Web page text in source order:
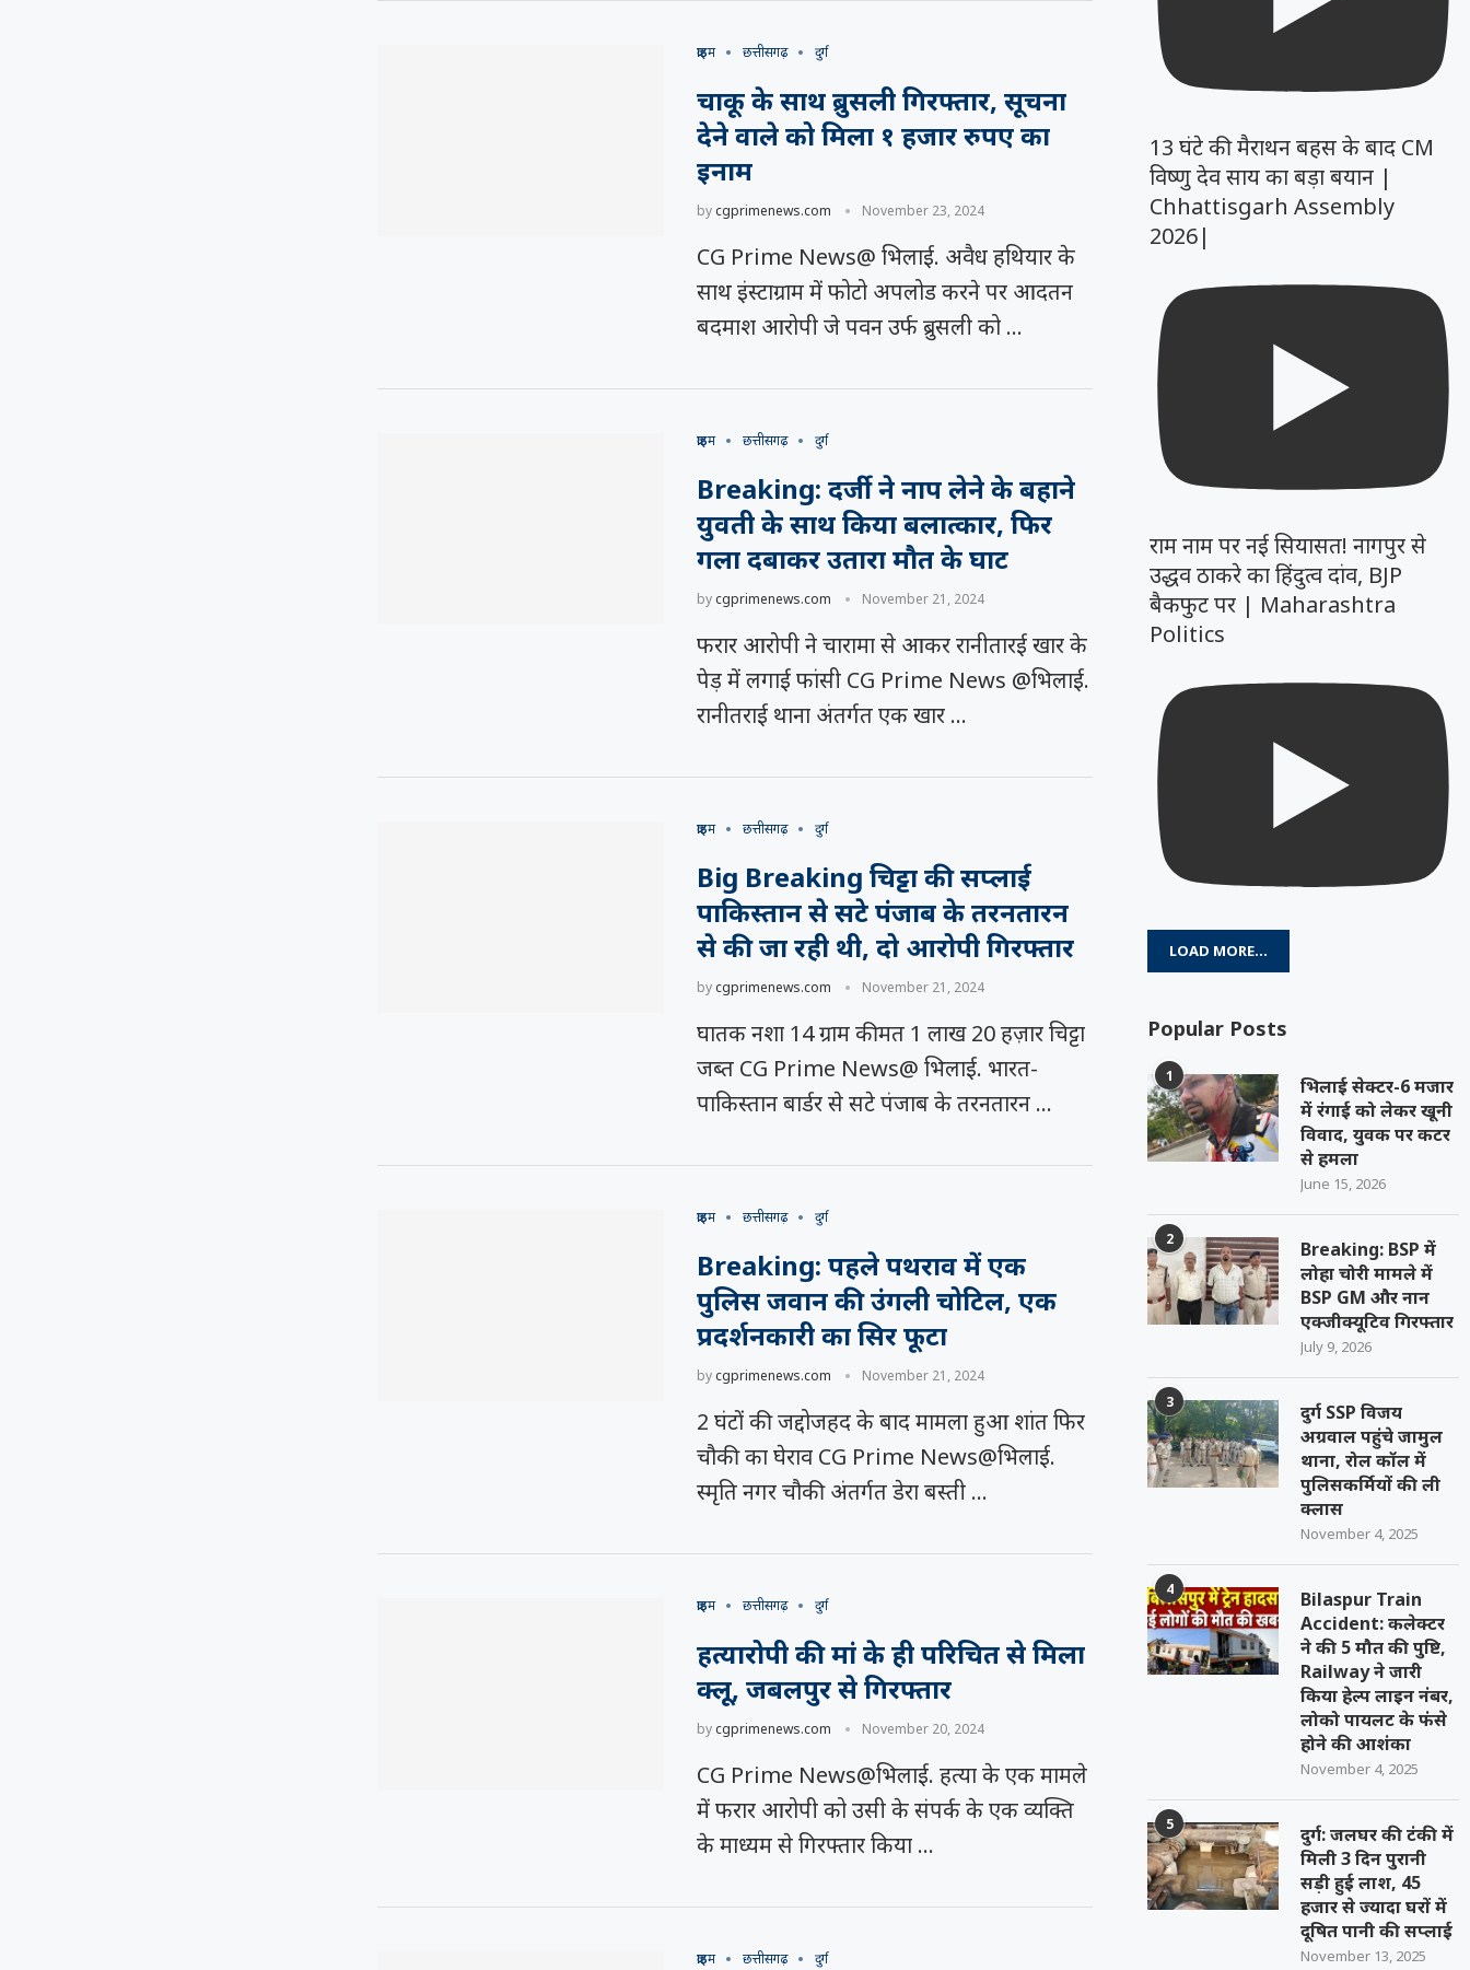
क्राइम छत्तीसगढ़ दुर्ग
चाकू के साथ ब्रुसली गिरफ्तार, सूचना
देने वाले को मिला १ हजार रुपए का
इनाम
bycgprimenews.com November 23, 2024
CG Prime News@ भिलाई. अवैध हथियार के
साथ इंस्टाग्राम में फोटो अपलोड करने पर आदतन
बदमाश आरोपी जे पवन उर्फ ब्रुसली को …
क्राइम छत्तीसगढ़ दुर्ग
Breaking: दर्जी ने नाप लेने के बहाने
युवती के साथ किया बलात्कार, फिर
गला दबाकर उतारा मौत के घाट
bycgprimenews.com November 21, 2024
फरार आरोपी ने चारामा से आकर रानीतारई खार के
पेड़ में लगाई फांसी CG Prime News @भिलाई.
रानीतराई थाना अंतर्गत एक खार …
क्राइम छत्तीसगढ़ दुर्ग
Big Breaking चिट्टा की सप्लाई
पाकिस्तान से सटे पंजाब के तरनतारन
से की जा रही थी, दो आरोपी गिरफ्तार
bycgprimenews.com November 21, 2024
घातक नशा 14 ग्राम कीमत 1 लाख 20 हज़ार चिट्टा
जब्त CG Prime News@ भिलाई. भारत-
पाकिस्तान बार्डर से सटे पंजाब के तरनतारन …
क्राइम छत्तीसगढ़ दुर्ग
Breaking: पहले पथराव में एक
पुलिस जवान की उंगली चोटिल, एक
प्रदर्शनकारी का सिर फूटा
bycgprimenews.com November 21, 2024
2 घंटों की जद्दोजहद के बाद मामला हुआ शांत फिर
चौकी का घेराव CG Prime News@भिलाई.
स्मृति नगर चौकी अंतर्गत डेरा बस्ती …
क्राइम छत्तीसगढ़ दुर्ग
हत्यारोपी की मां के ही परिचित से मिला
क्लू, जबलपुर से गिरफ्तार
bycgprimenews.com November 20, 2024
CG Prime News@भिलाई. हत्या के एक मामले
में फरार आरोपी को उसी के संपर्क के एक व्यक्ति
के माध्यम से गिरफ्तार किया …
क्राइम छत्तीसगढ़ दुर्ग
13 घंटे की मैराथन बहस के बाद CM
विष्णु देव साय का बड़ा बयान |
Chhattisgarh Assembly
2026|
राम नाम पर नई सियासत! नागपुर से
उद्धव ठाकरे का हिंदुत्व दांव, BJP
बैकफुट पर | Maharashtra
Politics
LOAD MORE...
Popular Posts
1
भिलाई सेक्टर-6 मजार
में रंगाई को लेकर खूनी
विवाद, युवक पर कटर
से हमला
June 15, 2026
2
Breaking: BSP में
लोहा चोरी मामले में
BSP GM और नान
एक्जीक्यूटिव गिरफ्तार
July 9, 2026
3
दुर्ग SSP विजय
अग्रवाल पहुंचे जामुल
थाना, रोल कॉल में
पुलिसकर्मियों की ली
क्लास
November 4, 2025
4
Bilaspur Train
Accident: कलेक्टर
ने की 5 मौत की पुष्टि,
Railway ने जारी
किया हेल्प लाइन नंबर,
लोको पायलट के फंसे
होने की आशंका
November 4, 2025
5
दुर्ग: जलघर की टंकी में
मिली 3 दिन पुरानी
सड़ी हुई लाश, 45
हजार से ज्यादा घरों में
दूषित पानी की सप्लाई
November 13, 2025